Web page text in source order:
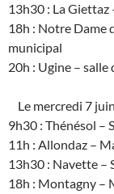
13h30 : La Giettaz
18h : Notre Dame
municipal
20h : Ugine – salle
Le mercredi 7
9h30 : Thénésol –
11h : Allondaz –
13h30 : Navette –
18h : Montagny –